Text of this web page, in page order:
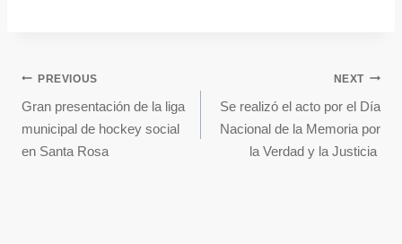
PREVIOUS
Gran presentación de la liga
municipal de hockey social
en Santa Rosa
NEXT
Se realizó el acto por el Día
Nacional de la Memoria por
la Verdad y la Justicia